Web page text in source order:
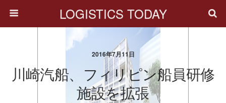
LOGISTICS TODAY
2016年7月11日
川崎汽船、フィリピン船員研修
施設を拡張